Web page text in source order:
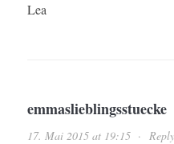
Lea
emmaslieblingsstuecke
17. Mai 2015 at 19:15· Reply